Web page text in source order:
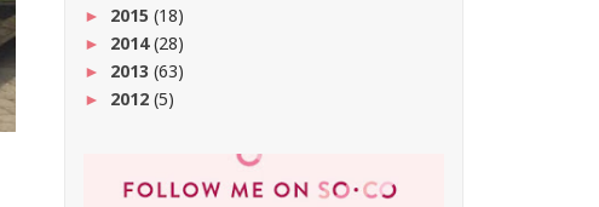
► 2015 (18)
► 2014(28)
► 2013 (63)
► 2012 (5)